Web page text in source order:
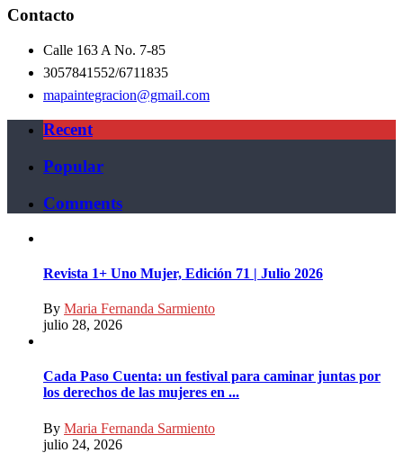
Contacto
Calle 163 A No. 7-85
3057841552/6711835
mapaintegracion@gmail.com
Recent
Popular
Comments
Revista 1+ Uno Mujer, Edición 71 | Julio 2026
By Maria Fernanda Sarmiento
julio 28, 2026
Cada Paso Cuenta: un festival para caminar juntas por
los derechos de las mujeres en ...
By Maria Fernanda Sarmiento
julio 24, 2026